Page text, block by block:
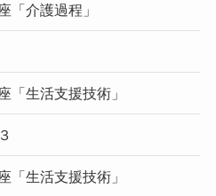
「介護過程」
「生活支援技術」
「生活支援技術」